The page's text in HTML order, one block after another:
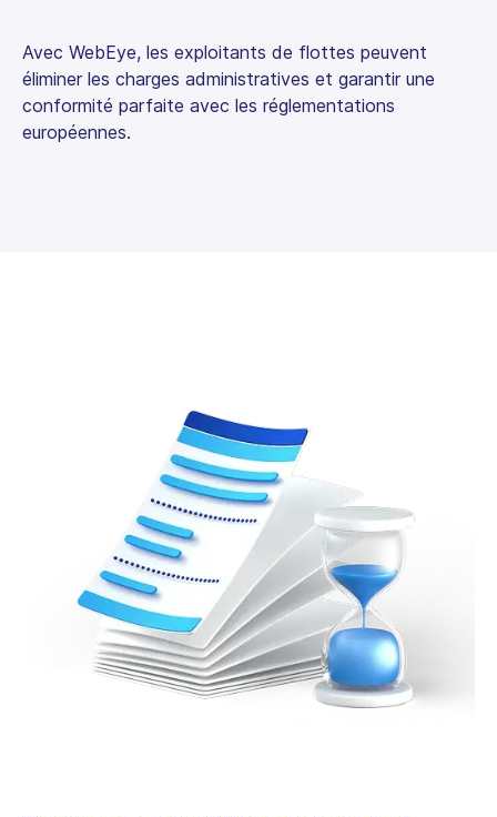
Avec WebEye, les exploitants de flottes peuvent
éliminer les charges administratives et garantir une
conformité parfaite avec les réglementations
européennes.